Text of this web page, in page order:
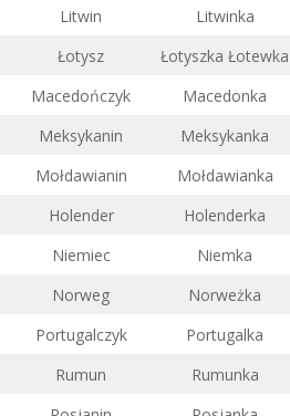
Litwin
Litwinka
Łotysz
Łotyszka Łotewka
Macedończyk
Macedonka
Meksykanin
Meksykanka
Mołdawianin
Mołdawianka
Holender
Holenderka
Niemiec
Niemka
Norweg
Norweżka
Portugalczyk
Portugalka
Rumun
Rumunka